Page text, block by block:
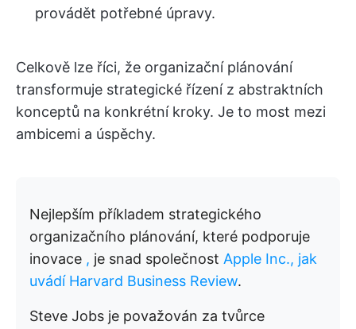
provádět potřebné úpravy.
Celkově lze říci, že organizační plánování
transformuje strategické řízení z abstraktních
konceptů na konkrétní kroky. Je to most mezi
ambicemi a úspěchy.
Nejlepším příkladem strategického
organizačního plánování, které podporuje
inovace , je snad společnost Apple Inc., jak
uvádí Harvard Business Review.
Steve Jobs je považován za tvůrce